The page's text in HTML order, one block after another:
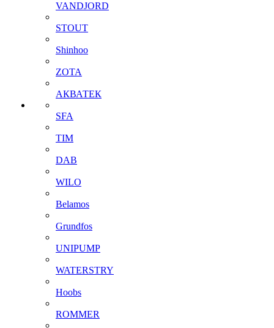
VANDJORD
STOUT
Shinhoo
ZOTA
АКВАТЕК
SFA
TIM
DAB
WILO
Belamos
Grundfos
UNIPUMP
WATERSTRY
Hoobs
ROMMER